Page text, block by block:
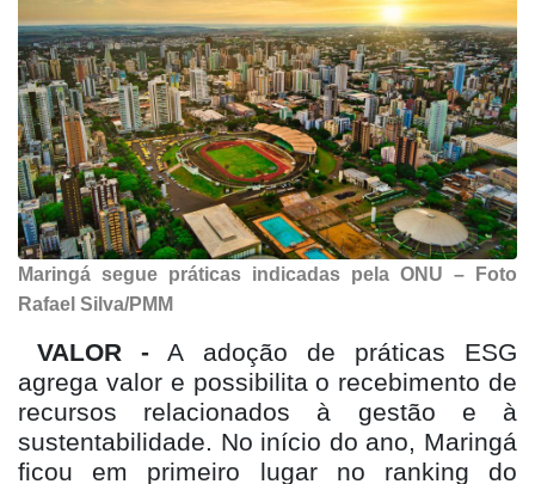
Maringá segue práticas indicadas pela ONU – Foto
Rafael Silva/PMM
VALOR - A adoção de práticas ESG
agrega valor e possibilita o recebimento de
recursos relacionados à gestão e à
sustentabilidade. No início do ano, Maringá
ficou em primeiro lugar no ranking do